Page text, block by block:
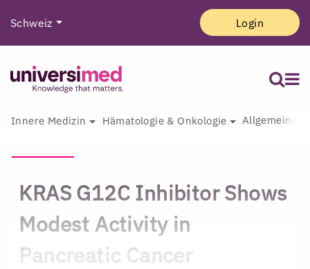
Schweiz Login
Innere Medizin Hämatologie & Onkologie Allgemeine
KRAS G12C Inhibitor Shows
Modest Activity in
Pancreatic Cancer